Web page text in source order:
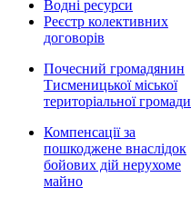
Водні ресурси
Реєстр колективних
договорів
Почесний громадянин
Тисменицької міської
територіальної громади
Компенсації за
пошкоджене внаслідок
бойових дій нерухоме
майно